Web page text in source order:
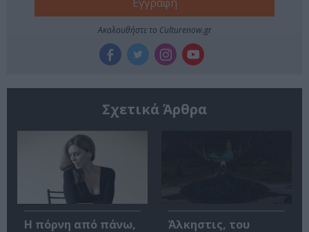
Ακολουθήστε το Culturenow.gr
Σχετικά Άρθρα
Η πόρνη από πάνω,
Άλκηστις, του